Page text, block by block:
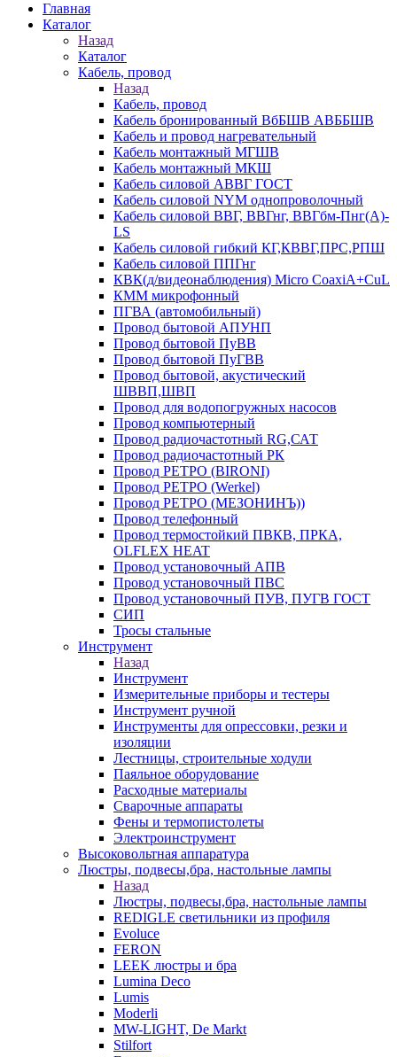
Главная
Каталог
Назад
Каталог
Кабель, провод
Назад
Кабель, провод
Кабель бронированный ВбБШВ АВББШВ
Кабель и провод нагревательный
Кабель монтажный МГШВ
Кабель монтажный МКШ
Кабель силовой АВВГ ГОСТ
Кабель силовой NYM однопроволочный
Кабель силовой ВВГ, ВВГнг, ВВГбм-Пнг(А)-
LS
Кабель силовой гибкий КГ,КВВГ,ПРС,РПШ
Кабель силовой ППГнг
КВК(д/видеонаблюдения) Micro CoaxiA+CuL
КММ микрофонный
ПГВА (автомобильный)
Провод бытовой АПУНП
Провод бытовой ПуВВ
Провод бытовой ПуГВВ
Провод бытовой, акустический
ШВВП,ШВП
Провод для водопогружных насосов
Провод компьютерный
Провод радиочастотный RG,САТ
Провод радиочастотный РК
Провод РЕТРО (BIRONI)
Провод РЕТРО (Werkel)
Провод РЕТРО (МЕЗОНИНЪ))
Провод телефонный
Провод термостойкий ПВКВ, ПРКА,
OLFLEX HEAT
Провод установочный АПВ
Провод установочный ПВС
Провод установочный ПУВ, ПУГВ ГОСТ
СИП
Тросы стальные
Инструмент
Назад
Инструмент
Измерительные приборы и тестеры
Инструмент ручной
Инструменты для опрессовки, резки и
изоляции
Лестницы, строительные ходули
Паяльное оборудование
Расходные материалы
Сварочные аппараты
Фены и термопистолеты
Электроинструмент
Высоковольтная аппаратура
Люстры, подвесы,бра, настольные лампы
Назад
Люстры, подвесы,бра, настольные лампы
REDIGLE светильники из профиля
Evoluce
FERON
LEEK люстры и бра
Lumina Deco
Lumis
Moderli
MW-LIGHT, De Markt
Stilfort